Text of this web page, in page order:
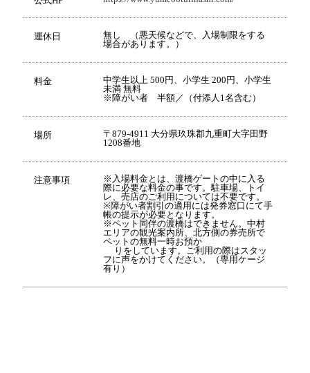
運休日
無し （悪天候などで、入場制限をする
場合があります。）
料金
中学生以上 500円、小学生 200円、小学生
未満 無料
※障がい者 半額／（付添人1名含む）
場所
〒879-4911 大分県玖珠郡九重町大字田野
1208番地
注意事項
※入場料金とは、渡橋ゲートの中に入る
際に必要な料金の事です。駐車場、トイ
レ、売店のご利用については不要です。
※障がい者割引の適用には発券窓口にて手
帳の提示が必要となります。
※ペット同伴の渡橋はできません。中村
エリアの観光案内所、北方側の券売所で
ペットの無料一時お預か
りをしています。ご利用の際はスタッ
フに声をかけてください。（専用ケージ
有り）